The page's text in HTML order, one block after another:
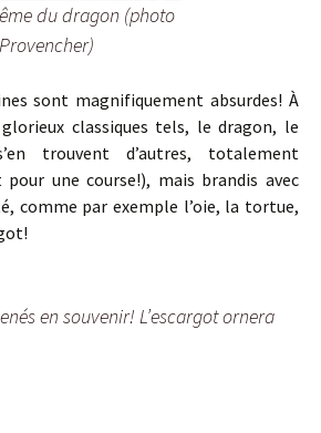
du dragon (photo
sont magnifiquement absurdes! À
classiques tels, le dragon, le
trouvent d’autres, totalement
une course!), mais brandis avec
comme par exemple l’oie, la tortue,
en souvenir! L’escargot ornera